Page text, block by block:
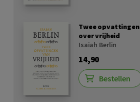
Twee opvattingen
over vrijheid
Isaiah Berlin
14,90
Bestellen